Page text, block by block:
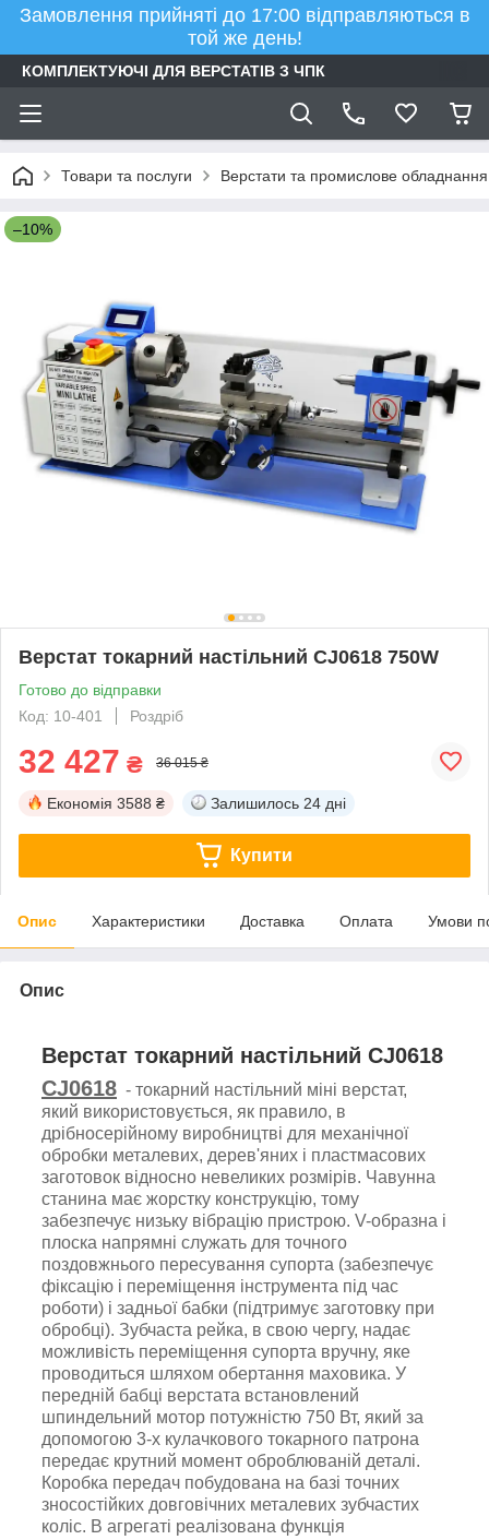
Замовлення прийняті до 17:00 відправляються в
той же день!
КОМПЛЕКТУЮЧІ ДЛЯ ВЕРСТАТІВ З ЧПК
Товари та послуги Верстати та промислове обладнання
–10%
Верстат токарний настільний CJ0618 750W
Готово до відправки
Код: 10-401
Роздріб
32 427 ₴ 36 015 ₴
Економія 3588 ₴ Залишилось 24 дні
Купити
Опис Характеристики Доставка Оплата Умови
Опис
Верстат токарний настільний CJ0618
CJ0618 - токарний настільний міні верстат,
який використовується, як правило, в
дрібносерійному виробництві для механічної
обробки металевих, дерев'яних і пластмасових
заготовок відносно невеликих розмірів. Чавунна
станина має жорстку конструкцію, тому
забезпечує низьку вібрацію пристрою. V-образна і
плоска напрямні служать для точного
поздовжнього пересування супорта (забезпечує
фіксацію і переміщення інструмента під час
роботи) і задньої бабки (підтримує заготовку при
обробці). Зубчаста рейка, в свою чергу, надає
можливість переміщення супорта вручну, яке
проводиться шляхом обертання маховика. У
передній бабці верстата встановлений
шпиндельний мотор потужністю 750 Вт, який за
допомогою 3-х кулачкового токарного патрона
передає крутний момент оброблюваній деталі.
Коробка передач побудована на базі точних
зносостійких довговічних металевих зубчастих
коліс. В агрегаті реалізована функція